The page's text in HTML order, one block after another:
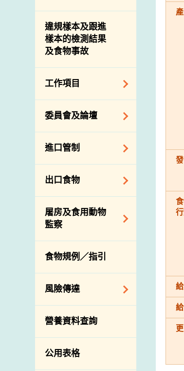
介紹短片
違規樣本及跟進
樣本的檢測結果
及食物事故
工作項目
降低膳食中的鈉和
糖
食物安全重點控制
系統
基因改造食物
資料
食物安全之風險評
估
食物事故應變及管
理
食物消費量調查
總膳食研究
有機食物
高風險食物
抗菌素耐藥性
委員會及論壇
食物安全專家委員
會
消費者聯繫小組
進口管制
食物進口商和食物
分銷商登記制度
絡內地有關當局
進口食物管制
口檢驗
出口食物
出口驗證
出口食物往內地
出口商及業界的消
息
屠房及食用動物
監察
規管農業化學物及
獸醫藥物在食用動
物上的使用
屠房及疾病監測
宰前檢驗
宰後檢驗
結果
食物規例／指引
風險傳達
主題項目
項目及活動
營養資料查詢
公用表格